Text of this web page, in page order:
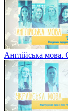
Англійська мова.